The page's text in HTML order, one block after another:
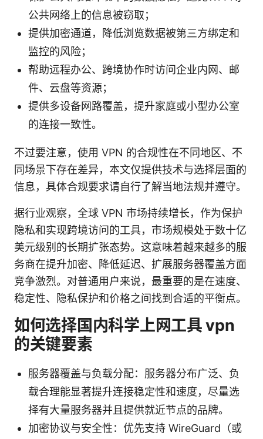
公共网络上的信息被窃取；
提供加密通道，降低浏览数据被第三方绑定和
监控的风险；
帮助远程办公、跨境协作时访问企业内网、邮
件、云盘等资源；
提供多设备网路覆盖，提升家庭或小型办公室
的连接一致性。
不过要注意，使用 VPN 的合规性在不同地区、不
同场景下存在差异，本文仅提供技术与选择层面的
信息，具体合规要求请自行了解当地法规并遵守。
据行业观察，全球 VPN 市场持续增长，作为保护
隐私和实现跨境访问的工具，市场规模处于数十亿
美元级别的长期扩张态势。这意味着越来越多的服
务商在提升加密、降低延迟、扩展服务器覆盖方面
竞争激烈。对普通用户来说，最重要的是在速度、
稳定性、隐私保护和价格之间找到合适的平衡点。
如何选择国内科学上网工具 vpn
的关键要素
服务器覆盖与负载分配：服务器分布广泛、负
载合理能显著提升连接稳定性和速度，尽量选
择有大量服务器并且提供就近节点的品牌。
加密协议与安全性：优先支持 WireGuard（或